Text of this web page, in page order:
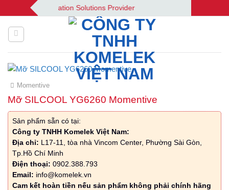
qua
nội
dung
| Your Automation Solutions Provider
Momentive
Mỡ SILCOOL YG6260 Momentive
Sản phẩm sẵn có tại:
Công ty TNHH Komelek Việt Nam:
Địa chỉ: L17-11, tòa nhà Vincom Center, Phường Sài Gòn,
Tp.Hồ Chí Minh
Điện thoại: 0902.388.793
Email: info@komelek.vn
Cam kết hoàn tiền nếu sản phẩm không phải chính hãng